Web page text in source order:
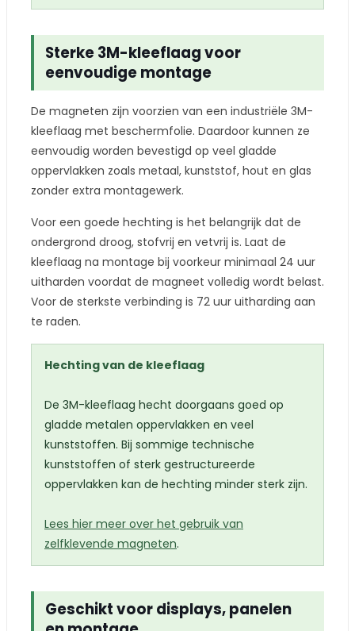
Sterke 3M-kleeflaag voor
eenvoudige montage
De magneten zijn voorzien van een industriële 3M-
kleeflaag met beschermfolie. Daardoor kunnen ze
eenvoudig worden bevestigd op veel gladde
oppervlakken zoals metaal, kunststof, hout en glas
zonder extra montagewerk.
Voor een goede hechting is het belangrijk dat de
ondergrond droog, stofvrij en vetvrij is. Laat de
kleeflaag na montage bij voorkeur minimaal 24 uur
uitharden voordat de magneet volledig wordt belast.
Voor de sterkste verbinding is 72 uur uitharding aan
te raden.
Hechting van de kleeflaag
De 3M-kleeflaag hecht doorgaans goed op
gladde metalen oppervlakken en veel
kunststoffen. Bij sommige technische
kunststoffen of sterk gestructureerde
oppervlakken kan de hechting minder sterk zijn.
Lees hier meer over het gebruik van
zelfklevende magneten.
Geschikt voor displays, panelen